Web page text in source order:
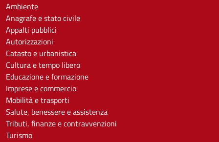
Ambiente
Anagrafe e stato civile
Appalti pubblici
Autorizzazioni
Catasto e urbanistica
Cultura e tempo libero
Educazione e formazione
Imprese e commercio
Mobilità e trasporti
Salute, benessere e assistenza
Tributi, finanze e contravvenzioni
Turismo